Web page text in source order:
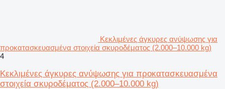
Κεκλιμένες άγκυρες ανύψωσης για
προκατασκευασμένα στοιχεία σκυροδέματος (2.000–10.000 kg)
4
Κεκλιμένες άγκυρες ανύψωσης για προκατασκευασμένα
στοιχεία σκυροδέματος (2.000–10.000 kg)